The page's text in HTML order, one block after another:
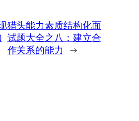
猎头能力素质结构化面
试题大全之八：建立合
作关系的能力 →